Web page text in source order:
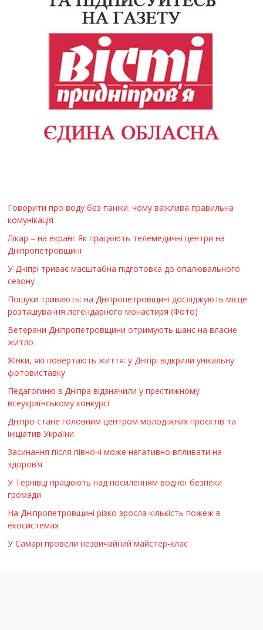
Говорити про воду без паніки: чому важлива правильна
комунікація
Лікар – на екрані: Як працюють телемедичні центри на
Дніпропетровщині
У Дніпрі триває масштабна підготовка до опалювального
сезону
Пошуки тривають: на Дніпропетровщині досліджують місце
розташування легендарного монастиря (Фото)
Ветерани Дніпропетровщини отримують шанс на власне
житло
Жінки, які повертають життя: у Дніпрі відкрили унікальну
фотовиставку
Педагогиню з Дніпра відзначили у престижному
всеукраїнському конкурсі
Дніпро стане головним центром молодіжних проєктів та
ініціатив України
Засинання після півночі може негативно впливати на
здоров’я
У Тернівці працюють над посиленням водної безпеки
громади
На Дніпропетровщині різко зросла кількість пожеж в
екосистемах
У Самарі провели незвичайний майстер-клас